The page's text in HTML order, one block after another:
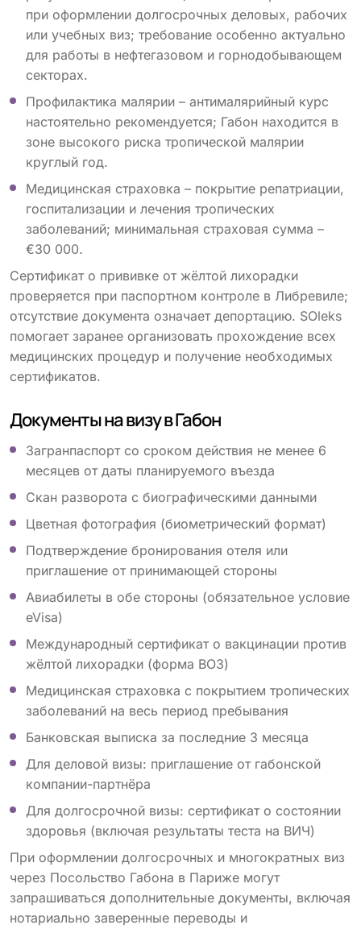
при оформлении долгосрочных деловых, рабочих
или учебных виз; требование особенно актуально
для работы в нефтегазовом и горнодобывающем
секторах.
Профилактика малярии – антималярийный курс
настоятельно рекомендуется; Габон находится в
зоне высокого риска тропической малярии
круглый год.
Медицинская страховка – покрытие репатриации,
госпитализации и лечения тропических
заболеваний; минимальная страховая сумма –
€30 000.
Сертификат о прививке от жёлтой лихорадки
проверяется при паспортном контроле в Либревиле;
отсутствие документа означает депортацию. SOleks
помогает заранее организовать прохождение всех
медицинских процедур и получение необходимых
сертификатов.
Документы на визу в Габон
Загранпаспорт со сроком действия не менее 6
месяцев от даты планируемого въезда
Скан разворота с биографическими данными
Цветная фотография (биометрический формат)
Подтверждение бронирования отеля или
приглашение от принимающей стороны
Авиабилеты в обе стороны (обязательное условие
eVisa)
Международный сертификат о вакцинации против
жёлтой лихорадки (форма ВОЗ)
Медицинская страховка с покрытием тропических
заболеваний на весь период пребывания
Банковская выписка за последние 3 месяца
Для деловой визы: приглашение от габонской
компании-партнёра
Для долгосрочной визы: сертификат о состоянии
здоровья (включая результаты теста на ВИЧ)
При оформлении долгосрочных и многократных виз
через Посольство Габона в Париже могут
запрашиваться дополнительные документы, включая
нотариально заверенные переводы и